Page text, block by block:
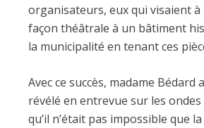
organisateurs, eux qui visaient à
façon théâtrale à un bâtiment
la municipalité en tenant ces
Avec ce succès, madame Bédard
révélé en entrevue sur les ondes
qu’il n’était pas impossible que